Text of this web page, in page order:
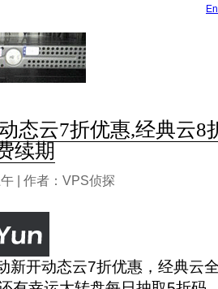
态云7折优惠,经典云8
续期
| 作者：VPS侦探
新开动态云7折优惠，经典云